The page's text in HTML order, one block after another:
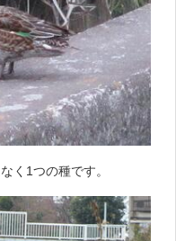
く1つの種です。